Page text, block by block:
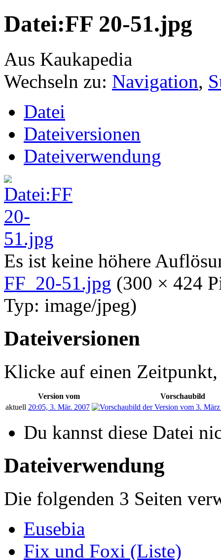
Datei:FF 20-51.jpg
Aus Kaukapedia
Wechseln zu: Navigation,
Datei
Dateiversionen
Dateiverwendung
Es ist keine höhere
FF_20-51.jpg (300 × 424
Typ: image/jpeg)
Dateiversionen
Klicke auf einen Zeitpunkt,
Version vom
Vorschaubild
aktuell 20:05, 3. Mär. 2007
Du kannst diese Datei
Dateiverwendung
Die folgenden 3 Seiten
Eusebia
Fix und Foxi (Liste)